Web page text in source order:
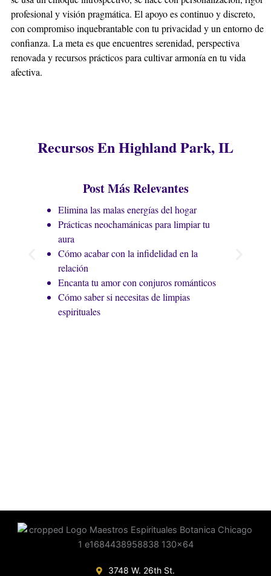
clientes encuentran estacionamiento conveniente. Hay
opciones de parquímetro en calles aledañas y lotes
públicos a corta distancia, facilitando tu visita para
consultas o para adquirir productos en nuestra botánica.
¿Los amarres de amor funcionan a larga distancia?
claves para unir los corazones.
¿Qué productos venden en su botánica en Highland
Nuestra botánica en Highland Park ofrece una colección
esenciales, inciensos, piedras energéticas y figas de
protección. Cada producto es seleccionado para apoyar
profesional y visión pragmática. El apoyo es continuo y discreto,
con compromiso inquebrantable con tu privacidad y un entorno de
confianza. La meta es que encuentres serenidad, perspectiva
renovada y recursos prácticos para cultivar armonía en tu vida
afectiva.
Recursos En Highland Park, IL
Post Más Relevantes
Elimina las malas energías del hogar
Prácticas neochamánicas para limpiar tu
aura
Cómo acabar con la infidelidad en la
relación
Encanta tu amor con conjuros románticos
Cómo saber si necesitas de limpias
espirituales
3748 W. 26th St.